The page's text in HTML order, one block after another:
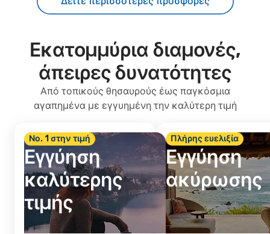
Εκατομμύρια διαμονές,
άπειρες δυνατότητες
Από τοπικούς θησαυρούς έως παγκόσμια
αγαπημένα με εγγυημένη την καλύτερη τιμή
Νο. 1 στην τιμή
Εγγύηση
καλύτερης
τιμής
Πλήρης ευελιξία
Εγγύηση
ακύρωσης